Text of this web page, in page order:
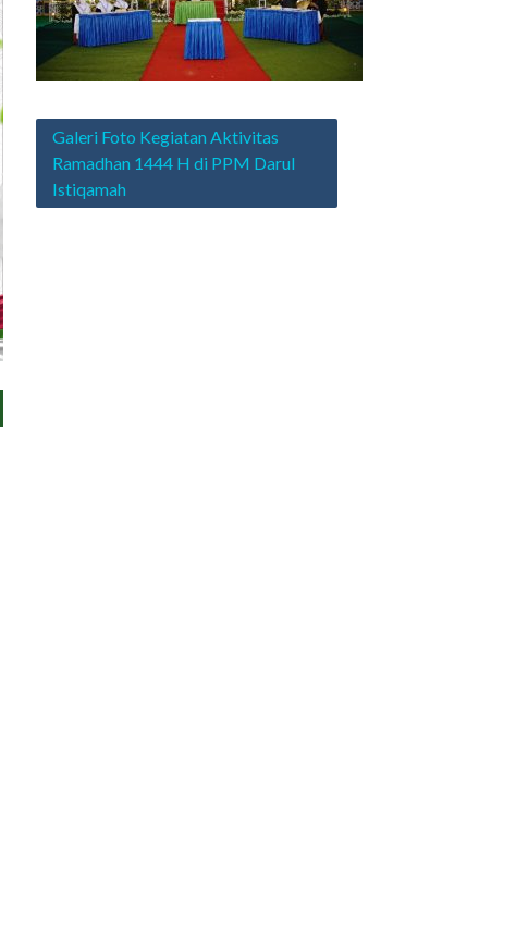
Navigasi
pos
Galeri Foto Kegiatan Aktivitas
Ramadhan 1444 H di PPM Darul
Istiqamah